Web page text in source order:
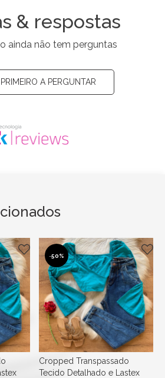
& respostas
ainda não tem perguntas
A PERGUNTAR
-50%
Cropped Transpassado
Tecido Detalhado e Lastex